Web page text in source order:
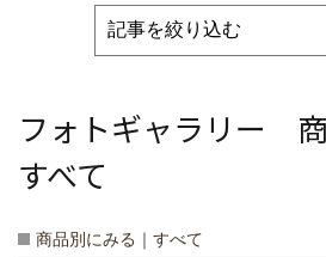
フォトギャラリー
すべて
商品別にみる｜すべて